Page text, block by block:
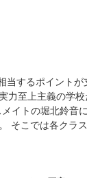
当するポイントが
力至上主義の学校
イトの堀北鈴音
そこでは各クラ